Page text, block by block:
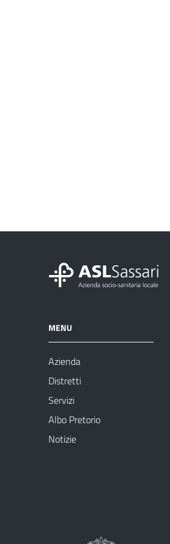
MENU
Azienda
Distretti
Servizi
Albo Pretorio
Notizie